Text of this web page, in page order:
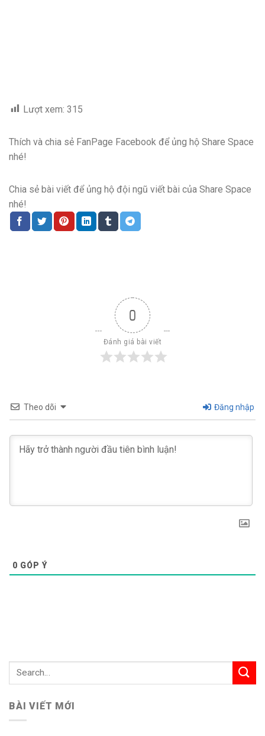
Lượt xem: 315
Thích và chia sẻ FanPage Facebook để ủng hộ Share Space
nhé!
Chia sẻ bài viết để ủng hộ đội ngũ viết bài của Share Space
nhé!
0
Đánh giá bài viết
Theo dõi Đăng nhập
0 GÓP Ý
BÀI VIẾT MỚI